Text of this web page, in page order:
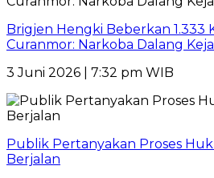
Brigjen Hengki Beberkan 1.333
Curanmor: Narkoba Dalang
3 Juni 2026 | 7:32 pm WIB
Publik Pertanyakan Proses
Berjalan